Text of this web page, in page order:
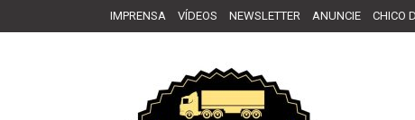
IMPRENSA VÍDEOS NEWSLETTER ANUNCIE CHICO